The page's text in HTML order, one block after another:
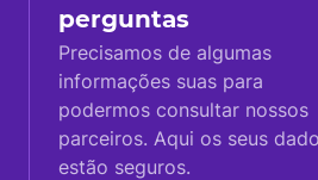
perguntas
Precisamos de algumas
informações suas para
podermos consultar nossos
parceiros. Aqui os seus
estão seguros.